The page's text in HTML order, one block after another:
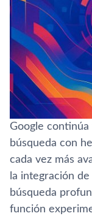
Google
búsqueda con
cada vez más
la integración de
búsqueda
función